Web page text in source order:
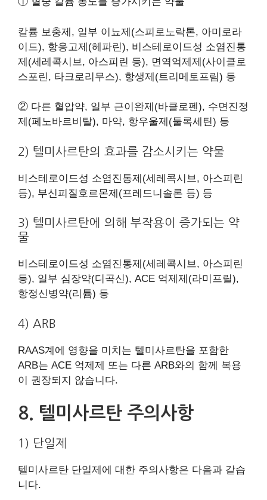
칼륨 보충제, 일부 이뇨제(스피로노락톤, 아미로라
이드), 항응고제(헤파린), 비스테로이드성 소염진통
제(세레콕시브, 아스피린 등), 면역억제제(사이클로
스포린, 타크로리무스), 항생제(트리메토프림) 등
② 다른 혈압약, 일부 근이완제(바클로펜), 수면진정
제(페노바르비탈), 마약, 항우울제(둘록세틴) 등
2) 텔미사르탄의 효과를 감소시키는 약물
비스테로이드성 소염진통제(세레콕시브, 아스피린
등), 부신피질호르몬제(프레드니솔론 등) 등
3) 텔미사르탄에 의해 부작용이 증가되는 약
물
비스테로이드성 소염진통제(세레콕시브, 아스피린
등), 일부 심장약(디곡신), ACE 억제제(라미프릴),
항정신병약(리튬) 등
4) ARB
RAAS계에 영향을 미치는 텔미사르탄을 포함한
ARB는 ACE 억제제 또는 다른 ARB와의 함께 복용
이 권장되지 않습니다.
8. 텔미사르탄 주의사항
1) 단일제
텔미사르탄 단일제에 대한 주의사항은 다음과 같습
니다.